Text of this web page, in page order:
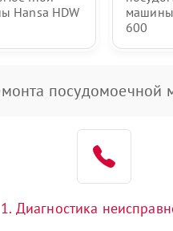
Hansa HDW
машины
600
посудомоечной
1. Диагностика